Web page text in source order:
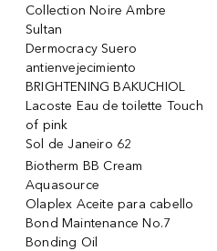
Collection Noire Ambre
Sultan
Dermocracy Suero
antienvejecimiento
BRIGHTENING BAKUCHIOL
Lacoste Eau de toilette Touch
of pink
Sol de Janeiro 62
Biotherm BB Cream
Aquasource
Olaplex Aceite para cabello
Bond Maintenance No.7
Bonding Oil